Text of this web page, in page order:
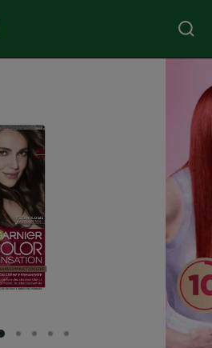
SLIDE 1
SLIDE 2
SLIDE 3
SLIDE 4
SLIDE 5